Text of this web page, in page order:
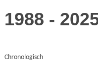
1988 -
Chronologisch